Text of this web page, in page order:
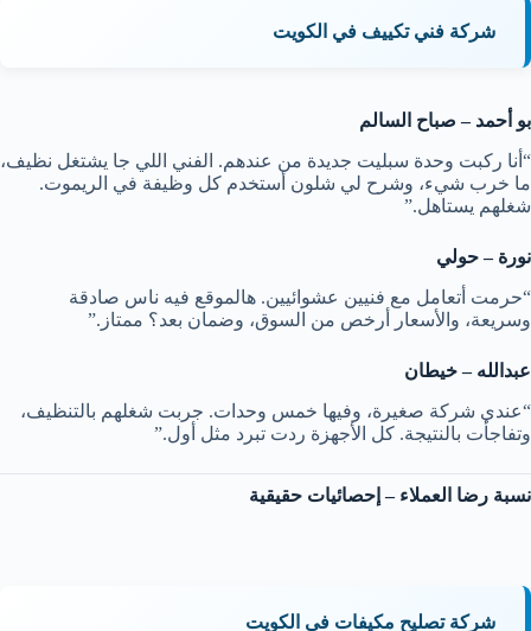
شركة فني تكييف في الكويت
بو أحمد – صباح السالم
“أنا ركبت وحدة سبليت جديدة من عندهم. الفني اللي جا يشتغل نظيف،
ما خرب شيء، وشرح لي شلون أستخدم كل وظيفة في الريموت.
شغلهم يستاهل.”
نورة – حولي
“حرمت أتعامل مع فنيين عشوائيين. هالموقع فيه ناس صادقة
وسريعة، والأسعار أرخص من السوق، وضمان بعد؟ ممتاز.”
عبدالله – خيطان
“عندي شركة صغيرة، وفيها خمس وحدات. جربت شغلهم بالتنظيف،
وتفاجأت بالنتيجة. كل الأجهزة ردت تبرد مثل أول.”
نسبة رضا العملاء – إحصائيات حقيقية
شركة تصليح مكيفات في الكويت